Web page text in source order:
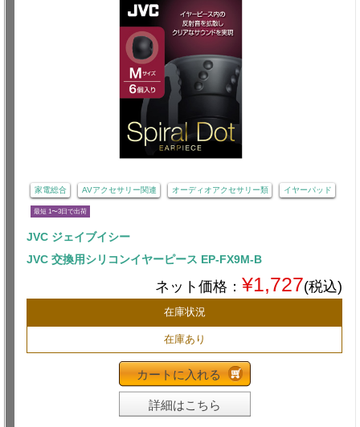
家電総合 AVアクセサリー関連 オーディオアクセサリー類 イヤーパッド
最短 1〜3日で出荷
JVC ジェイブイシー
JVC 交換用シリコンイヤーピース EP-FX9M-B
ネット価格： ¥1,727(税込)
在庫状況
在庫あり
カートに入れる
詳細はこちら